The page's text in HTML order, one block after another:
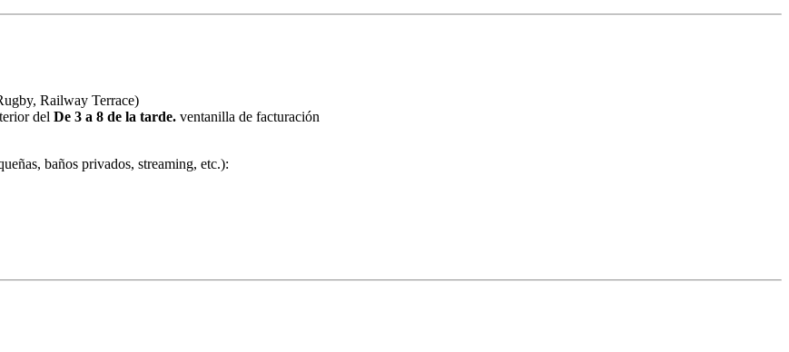
Railway Terrace)
del De 3 a 8 de la tarde. ventanilla de facturación
baños privados, streaming, etc.):